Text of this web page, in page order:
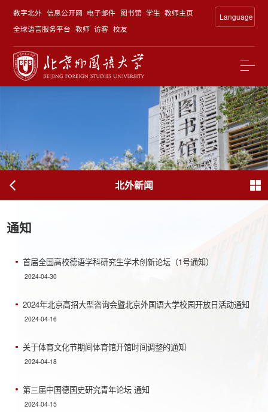
数字北外 信息公开网 电子邮件 图书馆 学生 教师主页
全球语言服务平台 教师 访客 校友
Language
北外新闻
通知
首届全国高校德语学科研究生学术创新论坛（1号通知）
2024-04-30
2024年北京高招大型咨询会暨北京外国语大学校园开放日活动通知
2024-04-16
关于体育文化节期间体育馆开馆时间调整的通知
2024-04-18
第三届中国德国史研究青年论坛 通知
2024-04-15